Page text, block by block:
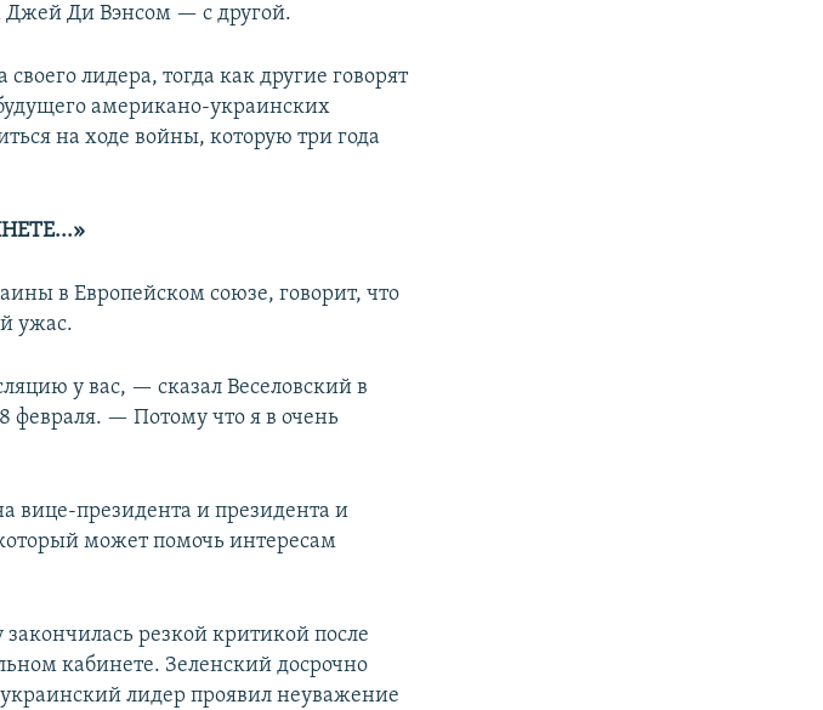
Ди Вэнсом — с другой.
лидера, тогда как другие говорят
американо-украинских
на ходе войны, которую три года
в Европейском союзе, говорит, что
ужас.
у вас, — сказал Веселовский в
февраля. — Потому что я в очень
вице-президента и президента и
может помочь интересам
резкой критикой после
кабинете. Зеленский досрочно
лидер проявил неуважение